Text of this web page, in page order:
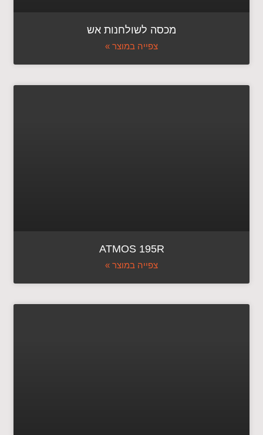
מכסה לשולחנות אש
צפייה במוצר »
ATMOS 195R
צפייה במוצר »